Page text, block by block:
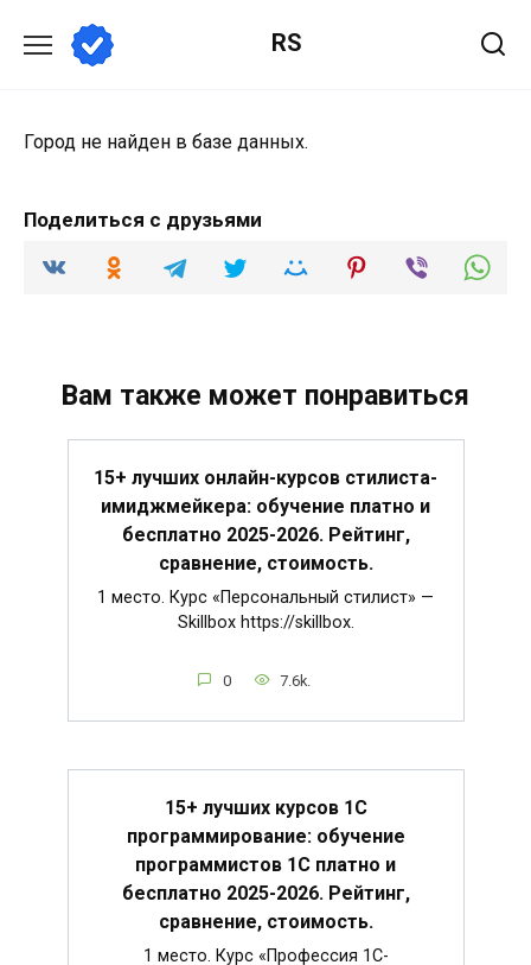
содержанию
RS
Город не найден в базе данных.
Поделиться с друзьями
Вам также может понравиться
15+ лучших онлайн-курсов стилиста-
имиджмейкера: обучение платно и
бесплатно 2025-2026. Рейтинг,
сравнение, стоимость.
1 место. Курс «Персональный стилист» —
Skillbox https://skillbox.
0 7.6k.
15+ лучших курсов 1С
программирование: обучение
программистов 1С платно и
бесплатно 2025-2026. Рейтинг,
сравнение, стоимость.
1 место. Курс «Профессия 1C-